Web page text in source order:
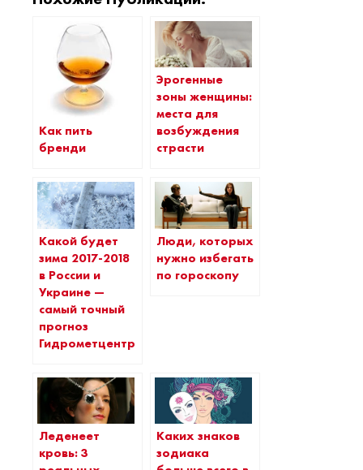
Как пить
бренди
Эрогенные
зоны женщины:
места для
возбуждения
страсти
Какой будет
зима 2017-2018
в России и
Украине —
самый точный
прогноз
Гидрометцентра
Люди, которых
нужно избегать
по гороскопу
Леденеет
кровь: 3
Каких знаков
зодиака